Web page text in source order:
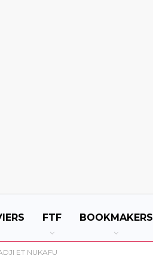
FTF BOOKMAKERS
ET NUKAFU